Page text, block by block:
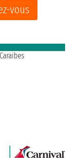
vous